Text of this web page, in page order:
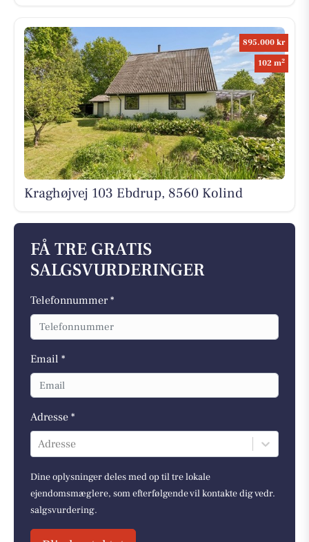
895.000 kr
102 m2
Kraghøjvej 103 Ebdrup, 8560 Kolind
FÅ TRE GRATIS
SALGSVURDERINGER
Telefonnummer *
Email *
Adresse *
Adresse
Dine oplysninger deles med op til tre lokale
ejendomsmæglere, som efterfølgende vil kontakte dig vedr.
salgsvurdering.